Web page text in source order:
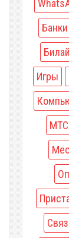
Банки
Игры
МТС